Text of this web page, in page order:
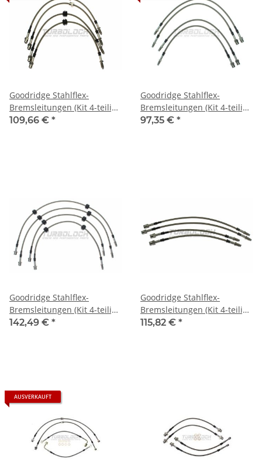
Goodridge Stahlflex-
Bremsleitungen (Kit 4-teilig,
ABE) - BMW E46 M3 / M3
109,66 € *
Goodridge Stahlflex-
Bremsleitungen (Kit 4-teilig,
ABE) - BMW Z3 M Roadster /
97,35 € *
Goodridge Stahlflex-
Bremsleitungen (Kit 4-teilig,
ABE) - BMW Z4 (E89)
142,49 € *
Goodridge Stahlflex-
Bremsleitungen (Kit 4-teilig,
ABE) - Mercedes Benz C-
115,82 € *
AUSVERKAUFT